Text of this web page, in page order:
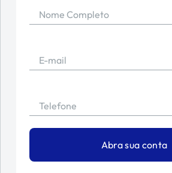
Nome Completo
E-mail
Telefone
Abra sua conta